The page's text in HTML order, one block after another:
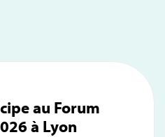
au Forum
à Lyon